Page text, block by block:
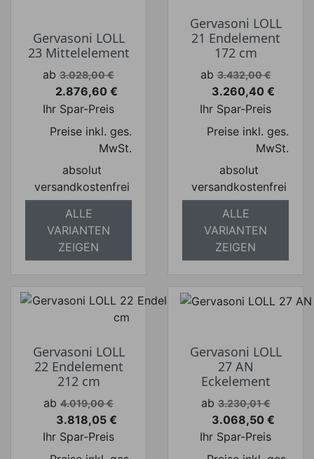
Gervasoni LOLL
23 Mittelelement
Verkaufspreis
ab 3.028,00 €
Preis
2.876,60 €
Ihr Spar-Preis
Preise inkl. ges.
MwSt.
absolut
versandkostenfrei
ALLE
VARIANTEN
ZEIGEN
Gervasoni LOLL
21 Endelement
172 cm
Verkaufspreis
ab 3.432,00 €
Preis
3.260,40 €
Ihr Spar-Preis
Preise inkl. ges.
MwSt.
absolut
versandkostenfrei
ALLE
VARIANTEN
ZEIGEN
Gervasoni LOLL
22 Endelement
212 cm
Verkaufspreis
ab 4.019,00 €
Preis
3.818,05 €
Ihr Spar-Preis
Gervasoni LOLL
27 AN
Eckelement
Verkaufspreis
ab 3.230,01 €
Preis
3.068,50 €
Ihr Spar-Preis